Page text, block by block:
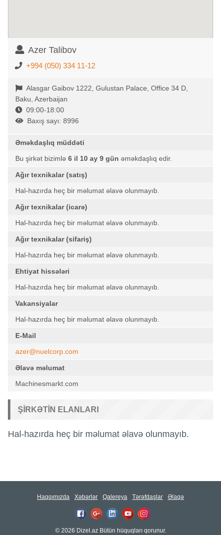
Azer Talibov
+994 (050) 334 11-12
Alasgar Gaibov 1222, Gulustan Palace, Office 34 D,
Baku, Azerbaijan
09:00-18:00
Baxış sayı: 8996
Əməkdaşlıq müddəti
Bu şirkət bizimlə 6 il 10 ay 9 gün əməkdaşlıq edir.
Ağır texnikalar (satış)
Hal-hazırda heç bir məlumat əlavə olunmayıb.
Ağır texnikalar (icarə)
Hal-hazırda heç bir məlumat əlavə olunmayıb.
Ağır texnikalar (sifariş)
Hal-hazırda heç bir məlumat əlavə olunmayıb.
Ehtiyat hissələri
Hal-hazırda heç bir məlumat əlavə olunmayıb.
Vakansiyalar
Hal-hazırda heç bir məlumat əlavə olunmayıb.
E-Mail
azer@nuelcorp.com
Əlavə məlumat
Machinesmarkt.com
ŞIRKƏTIN ELANLARI
Hal-hazırda heç bir məlumat əlavə olunmayıb.
Haqqımızda Xəbərlər Qalereya Tərəfdaşlar Əlaqə
© 2026 Dizel.az Bütün hüquqları qorunur.